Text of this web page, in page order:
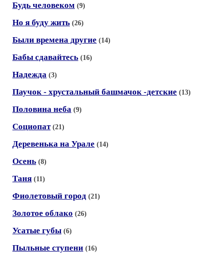
Будь человеком (9)
Но я буду жить (26)
Были времена другие (14)
Бабы сдавайтесь (16)
Надежда (3)
Паучок - хрустальный башмачок -детские (13)
Половина неба (9)
Социопат (21)
Деревенька на Урале (14)
Осень (8)
Таня (11)
Фиолетовый город (21)
Золотое облако (26)
Усатые губы (6)
Пыльные ступени (16)